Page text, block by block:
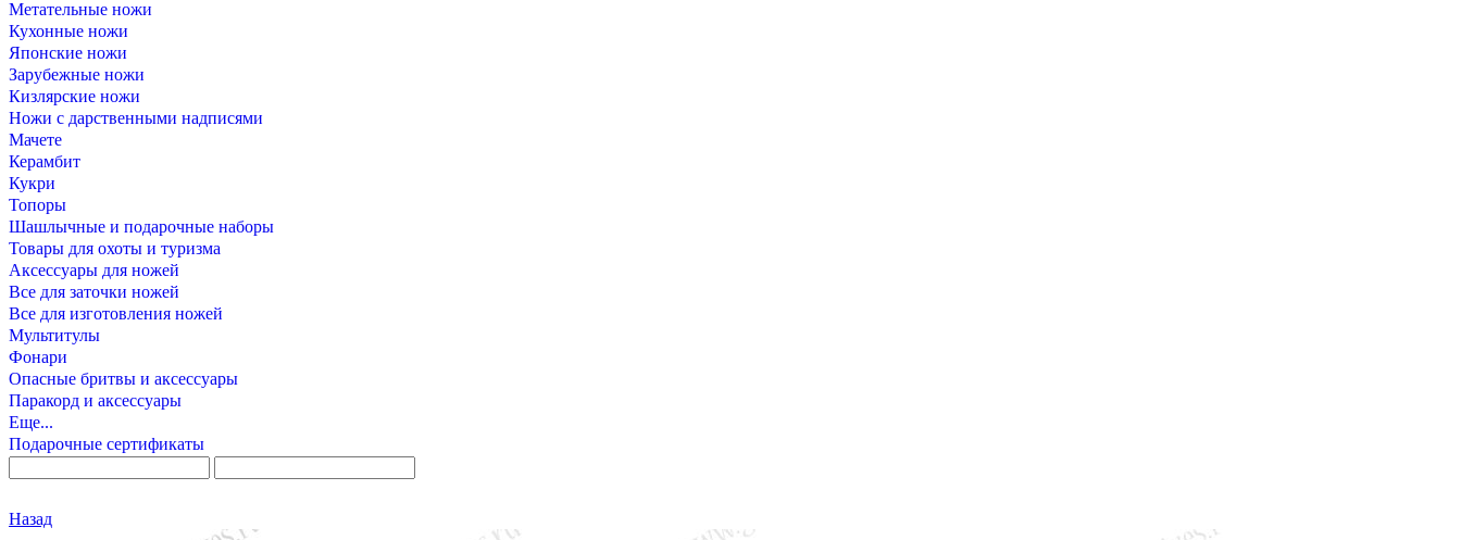
Метательные ножи
Кухонные ножи
Японские ножи
Зарубежные ножи
Кизлярские ножи
Ножи с дарственными надписями
Мачете
Керамбит
Кукри
Топоры
Шашлычные и подарочные наборы
Товары для охоты и туризма
Аксессуары для ножей
Все для заточки ножей
Все для изготовления ножей
Мультитулы
Фонари
Опасные бритвы и аксессуары
Паракорд и аксессуары
Еще...
Подарочные сертификаты
Назад